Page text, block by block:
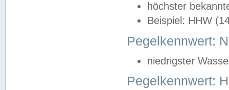
höchster
Beispiel: HHW
Pegelkennwert:
niedrigster
Pegelkennwert: